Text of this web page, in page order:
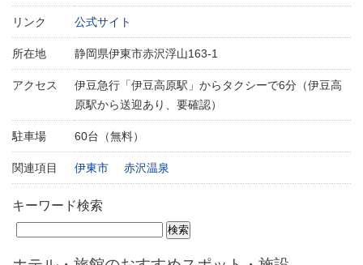
リンク 公式サイト
所在地 静岡県伊東市赤沢浮山163-1
アクセス
伊豆急行「伊豆高原駅」からタクシーで6分（伊豆高
原駅から送迎あり、要確認）
駐車場 60台（無料）
関連項目 伊東市 赤沢温泉
キーワード検索